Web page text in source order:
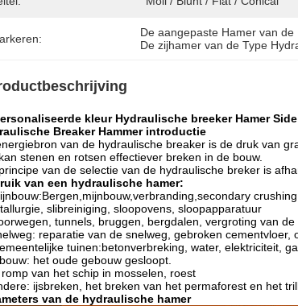
De aangepaste Hamer van
De zijhamer van de Type
kleur Hydraulische breeker Hamer
Breaker Hammer introductie
van de hydraulische breaker is de druk van
stenen en rotsen effectiever breken in de bouw.
van de selectie van de hydraulische breker is
van een hydraulische hamer:
crushing
slibreiniging, sloopovens, sloopapparatuur
tunnels, bruggen, bergdalen, vergroting van
reparatie van de snelweg, gebroken cementvloer,
tuinen:betonverbreking, water, elektriciteit,
het oude gebouw gesloopt.
van het schip in mosselen, roest
ijsbreken, het breken van het permaforest en het
van de hydraulische hamer